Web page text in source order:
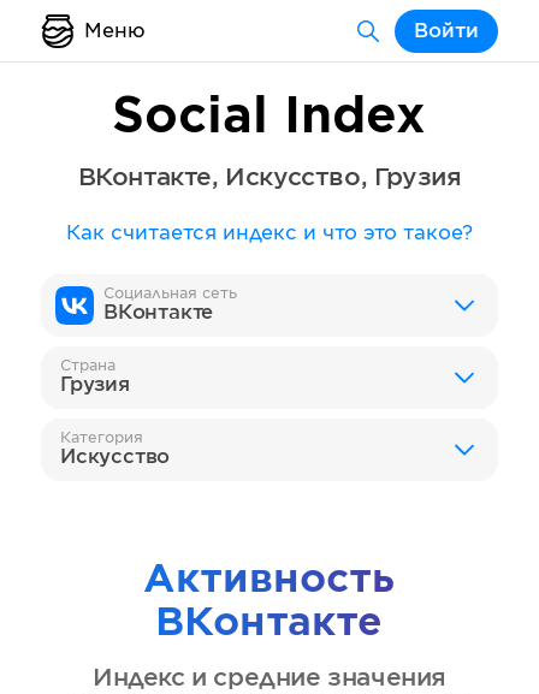
Меню Войти
Social Index
ВКонтакте, Искусство, Грузия
Как считается индекс и что это такое?
Социальная сеть
ВКонтакте
Страна
Грузия
Категория
Искусство
Активность
ВКонтакте
Индекс и средние значения